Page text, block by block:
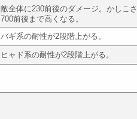
敵全体に230前後のダメージ。かしこ
700前後まで高くなる。
バギ系の耐性が2段階上がる。
ヒャド系の耐性が2段階上がる。